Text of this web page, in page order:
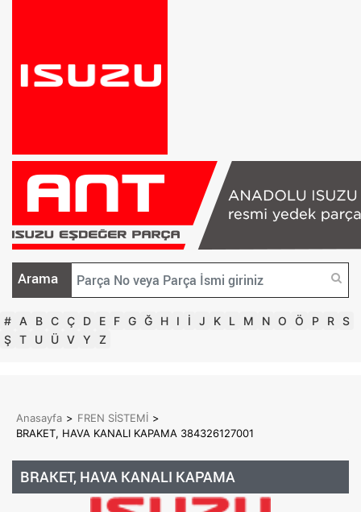
Arama
# A B C Ç D E F G Ğ H I İ J K L M N O Ö P R S
Ş T U Ü V Y Z
Anasayfa > FREN SİSTEMİ >
BRAKET, HAVA KANALI KAPAMA 384326127001
BRAKET, HAVA KANALI KAPAMA